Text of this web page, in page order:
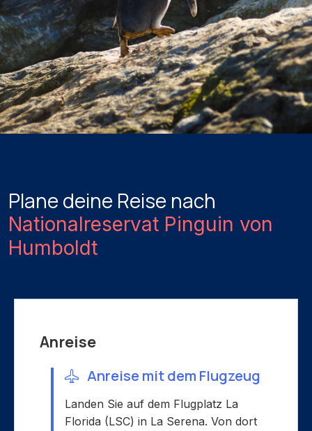
Plane deine Reise nach
Nationalreservat Pinguin von
Humboldt
Anreise
Anreise mit dem Flugzeug
Landen Sie auf dem Flugplatz La
Florida (LSC) in La Serena. Von dort